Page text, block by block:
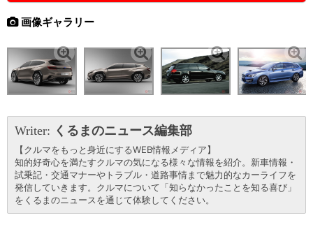
画像ギャラリー
Writer: くるまのニュース編集部
【クルマをもっと身近にするWEB情報メディア】
知的好奇心を満たすクルマの気になる様々な情報を紹介。新車情報・
試乗記・交通マナーやトラブル・道路事情まで魅力的なカーライフを
発信していきます。クルマについて「知らなかったことを知る喜び」
をくるまのニュースを通じて体験してください。